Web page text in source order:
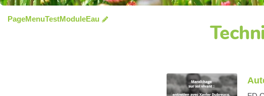
PageMenuTestModuleEau